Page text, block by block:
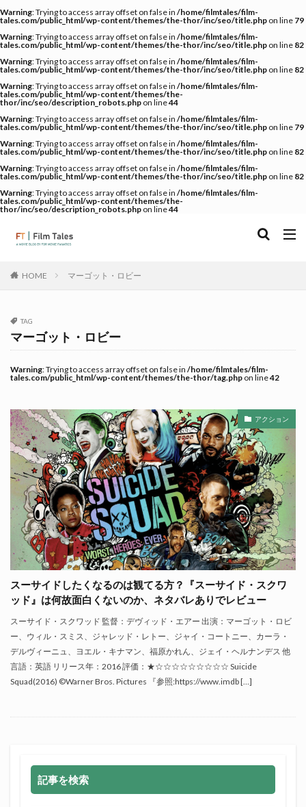
Warning: Trying to access array offset on false in /home/filmtales/film-
tales.com/public_html/wp-content/themes/the-thor/inc/seo/title.php on line 79
Warning: Trying to access array offset on false in /home/filmtales/film-
tales.com/public_html/wp-content/themes/the-thor/inc/seo/title.php on line 82
Warning: Trying to access array offset on false in /home/filmtales/film-
tales.com/public_html/wp-content/themes/the-thor/inc/seo/title.php on line 82
Warning: Trying to access array offset on false in /home/filmtales/film-
tales.com/public_html/wp-content/themes/the-
thor/inc/seo/description_robots.php on line44
Warning: Trying to access array offset on false in /home/filmtales/film-
tales.com/public_html/wp-content/themes/the-thor/inc/seo/title.php on line 79
Warning: Trying to access array offset on false in /home/filmtales/film-
tales.com/public_html/wp-content/themes/the-thor/inc/seo/title.php on line 82
Warning: Trying to access array offset on false in /home/filmtales/film-
tales.com/public_html/wp-content/themes/the-thor/inc/seo/title.php on line 82
Warning: Trying to access array offset on false in /home/filmtales/film-
tales.com/public_html/wp-content/themes/the-
thor/inc/seo/description_robots.php on line44
HOME マーゴット・ロビー
TAG
マーゴット・ロビー
Warning: Trying to access array offset on false in /home/filmtales/film-
tales.com/public_html/wp-content/themes/the-thor/tag.php on line42
アクション
スーサイドしたくなるのは観てる方？『スーサイド・スクワ
ッド』は何故面白くないのか、ネタバレありでレビュー
スーサイド・スクワッド 監督：デヴィッド・エアー 出演：マーゴット・ロビ
ー、ウィル・スミス、ジャレッド・レトー、ジャイ・コートニー、カーラ・
デルヴィーニュ、ヨエル・キナマン、福原かれん、ジェイ・ヘルナンデス 他
言語：英語 リリース年：2016 評価：★☆☆☆☆☆☆☆☆☆ Suicide
Squad(2016) ©Warner Bros. Pictures 『参照:https://www.imdb […]
記事を検索